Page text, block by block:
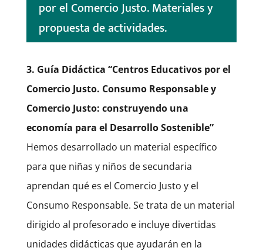
por el Comercio Justo. Materiales y
propuesta de actividades.
3. Guía Didáctica “Centros Educativos por el
Comercio Justo. Consumo Responsable y
Comercio Justo: construyendo una
economía para el Desarrollo Sostenible”
Hemos desarrollado un material específico
para que niñas y niños de secundaria
aprendan qué es el Comercio Justo y el
Consumo Responsable. Se trata de un material
dirigido al profesorado e incluye divertidas
unidades didácticas que ayudarán en la